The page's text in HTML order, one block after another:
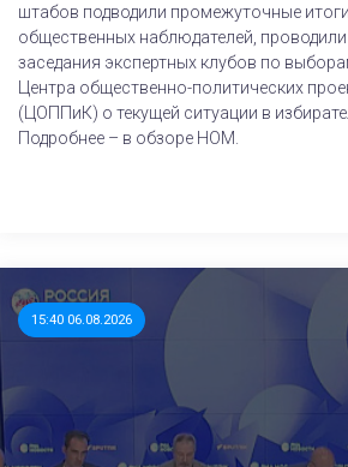
штабов подводили промежуточные
общественных наблюдателей,
заседания экспертных клубов по
Центра общественно-политических
(ЦОППиК) о текущей ситуации в
Подробнее – в обзоре НОМ.
15:40 06.08.2026